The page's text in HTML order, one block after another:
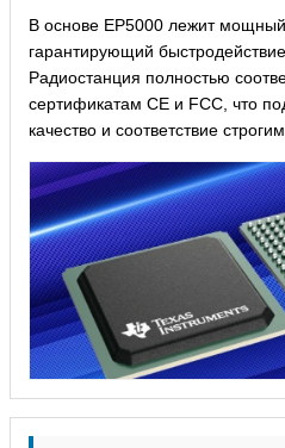
В основе EP5000 лежит
гарантирующий
Радиостанция полностью
сертификатам CE и FCC, что
качество и соответствие